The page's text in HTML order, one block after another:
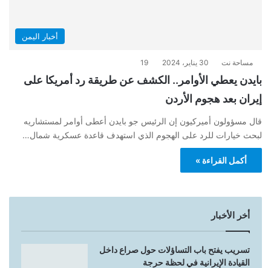
أخبار اليمن
مساحة نت 30 يناير، 2024 19
بايدن يعطي الأوامر.. الكشف عن طريقة رد أمريكا على
إيران بعد هجوم الأردن
قال مسؤولون أميركيون إن الرئيس جو بايدن أعطى أوامر لمستشاريه
لبحث خيارات للرد على الهجوم الذي استهدف قاعدة عسكرية شمال…
أكمل القراءة »
أخر الأخبار
تسريب يفتح باب التساؤلات حول صراع داخل
القيادة الإيرانية في لحظة حرجة